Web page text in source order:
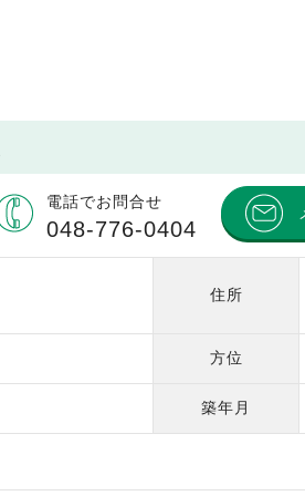
電話でお問合せ
048-776-0404
住所
方位
築年月